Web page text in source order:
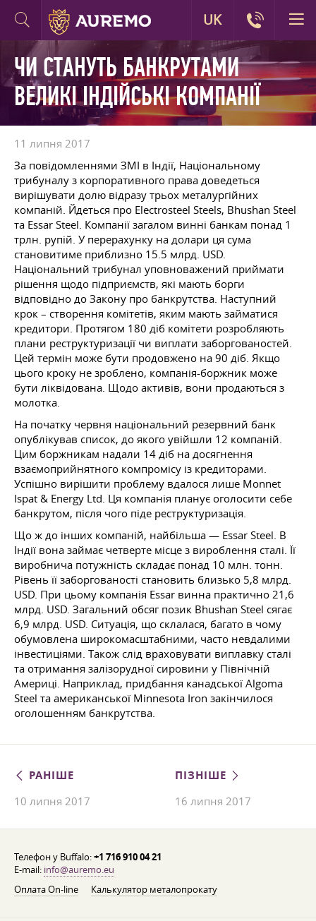
ЧИ СТАНУТЬ БАНКРУТАМИ
ВЕЛИКІ ІНДІЙСЬКІ КОМПАНІЇ
11 липня 2017
За повідомленнями ЗМІ в Індії, Національному
трибуналу з корпоративного права доведеться
вирішувати долю відразу трьох металургійних
компаній. Йдеться про Electrosteel Steels, Bhushan Steel
та Essar Steel. Компанії загалом винні банкам понад 1
трлн. рупій. У перерахунку на долари ця сума
становитиме приблизно 15.5 млрд. USD.
Національний трибунал уповноважений приймати
рішення щодо підприємств, які мають борги
відповідно до Закону про банкрутства. Наступний
крок – створення комітетів, яким мають займатися
кредитори. Протягом 180 діб комітети розробляють
плани реструктуризації чи виплати заборгованостей.
Цей термін може бути продовжено на 90 діб. Якщо
цього кроку не зроблено, компанія-боржник може
бути ліквідована. Щодо активів, вони продаються з
молотка.
На початку червня національний резервний банк
опублікував список, до якого увійшли 12 компаній.
Цим боржникам надали 14 діб на досягнення
взаємоприйнятного компромісу із кредиторами.
Успішно вирішити проблему вдалося лише Monnet
Ispat & Energy Ltd. Ця компанія планує оголосити себе
банкрутом, після чого піде реструктуризація.
Що ж до інших компаній, найбільша — Essar Steel. В
Індії вона займає четверте місце з вироблення сталі. Її
виробнича потужність складає понад 10 млн. тонн.
Рівень її заборгованості становить близько 5,8 млрд.
USD. При цьому компанія Essar винна практично 21,6
млрд. USD. Загальний обсяг позик Bhushan Steel сягає
6,9 млрд. USD. Ситуація, що склалася, багато в чому
обумовлена широкомасштабними, часто невдалими
інвестиціями. Також слід враховувати виплавку сталі
та отримання залізорудної сировини у Північній
Америці. Наприклад, придбання канадської Algoma
Steel та американської Minnesota Iron закінчилося
оголошенням банкрутства.
РАНІШЕ
10 липня 2017
ПІЗНІШЕ
16 липня 2017
Телефон у Buffalo:+1 716 910 04 21
E-mail: info@auremo.eu
Оплата On-line
Калькулятор металопрокату
UK